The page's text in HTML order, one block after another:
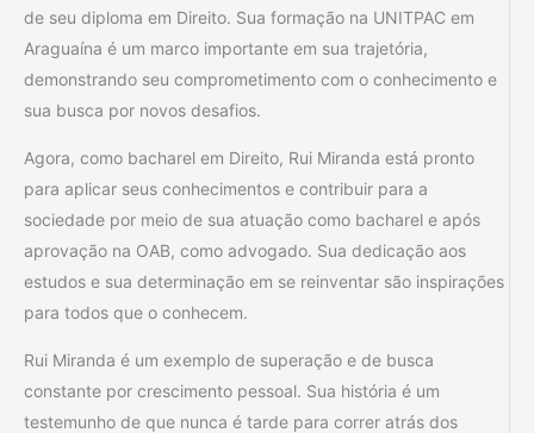
de seu diploma em Direito. Sua formação na UNITPAC em
Araguaína é um marco importante em sua trajetória,
demonstrando seu comprometimento com o conhecimento e
sua busca por novos desafios.
Agora, como bacharel em Direito, Rui Miranda está pronto
para aplicar seus conhecimentos e contribuir para a
sociedade por meio de sua atuação como bacharel e após
aprovação na OAB, como advogado. Sua dedicação aos
estudos e sua determinação em se reinventar são inspirações
para todos que o conhecem.
Rui Miranda é um exemplo de superação e de busca
constante por crescimento pessoal. Sua história é um
testemunho de que nunca é tarde para correr atrás dos